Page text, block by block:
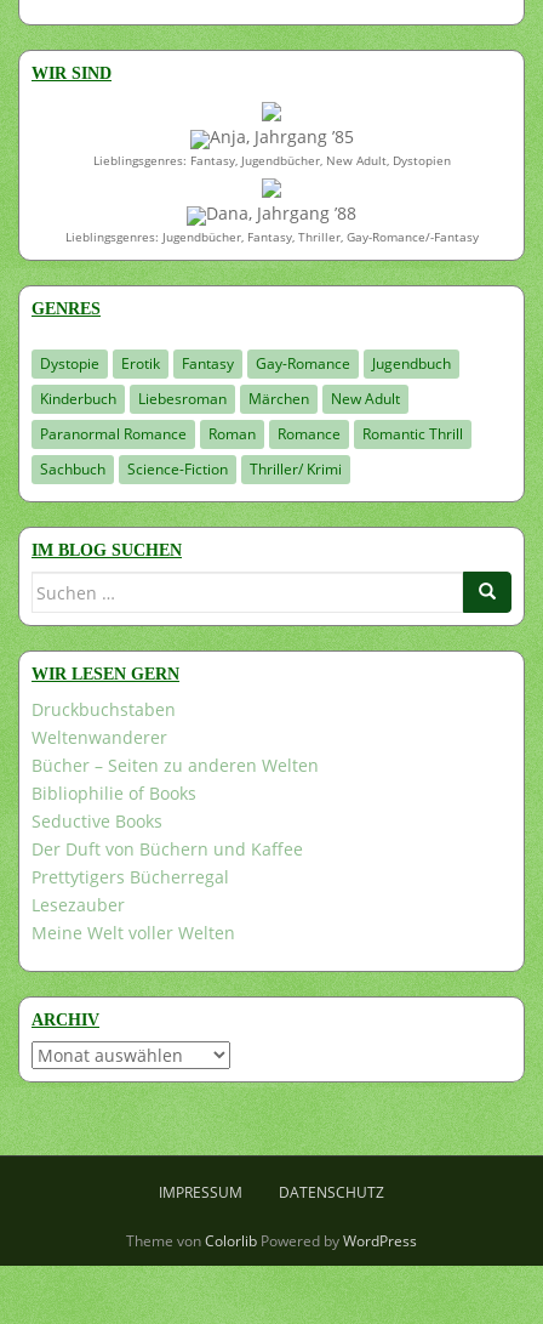
WIR SIND
Anja, Jahrgang ’85
Lieblingsgenres: Fantasy, Jugendbücher, New Adult, Dystopien
Dana, Jahrgang ’88
Lieblingsgenres: Jugendbücher, Fantasy, Thriller, Gay-Romance/-Fantasy
GENRES
Dystopie Erotik Fantasy Gay-Romance
Jugendbuch
Kinderbuch
Liebesroman Märchen
New Adult
Paranormal Romance
Roman Romance
Romantic Thrill
Sachbuch
Science-Fiction Thriller/ Krimi
IM BLOG SUCHEN
Suchen
WIR LESEN GERN
Druckbuchstaben
Weltenwanderer
Bücher – Seiten zu anderen Welten
Bibliophilie of Books
Seductive Books
Der Duft von Büchern und Kaffee
Prettytigers Bücherregal
Lesezauber
Meine Welt voller Welten
ARCHIV
Archiv
IMPRESSUM DATENSCHUTZ
Theme vonColorlib Powered byWordPress